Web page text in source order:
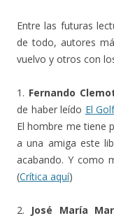
Entre las futuras
de todo, autores
vuelvo y otros con
1. Fernando
de haber leído El
El hombre me tiene
a una amiga este
acabando. Y como
(Crítica aquí)
2. José María